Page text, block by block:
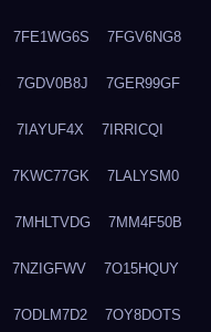
7FE1WG6S 7FGV6NG8
7GDV0B8J 7GER99GF
7IAYUF4X 7IRRICQI
7KWC77GK 7LALYSM0
7MHLTVDG 7MM4F50B
7NZIGFWV 7O15HQUY
7ODLM7D2 7OY8DOTS